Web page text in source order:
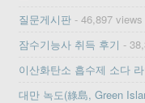
질문게시판 - 46,897 views
잠수기능사 취득 후기 -
이산화탄소 흡수제 소다
대만 녹도(綠島, Green